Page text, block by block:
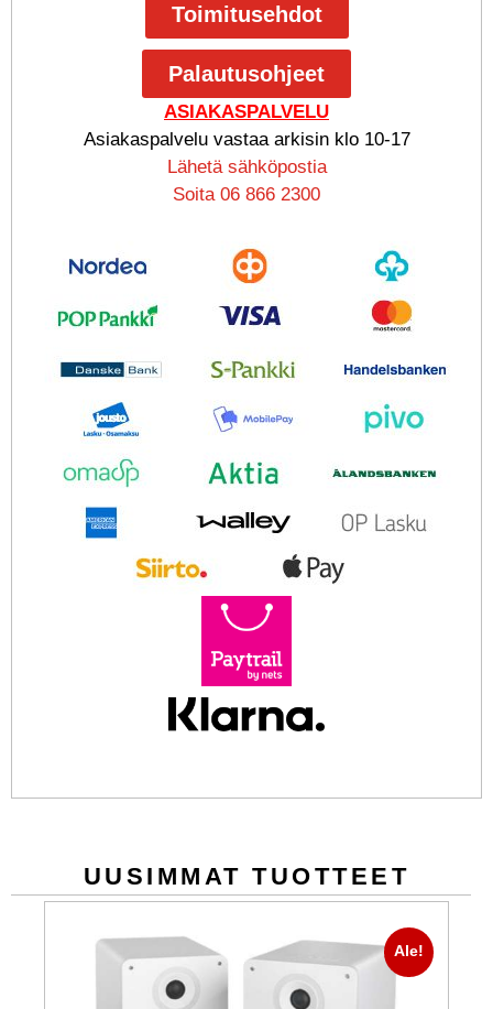
Toimitusehdot
Palautusohjeet
ASIAKASPALVELU
Asiakaspalvelu vastaa arkisin klo 10-17
Lähetä sähköpostia
Soita 06 866 2300
UUSIMMAT TUOTTEET
Ale!